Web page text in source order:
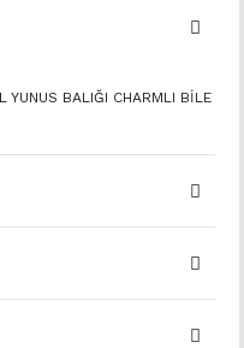
YUNUS BALIĞI CHARMLI BİLE